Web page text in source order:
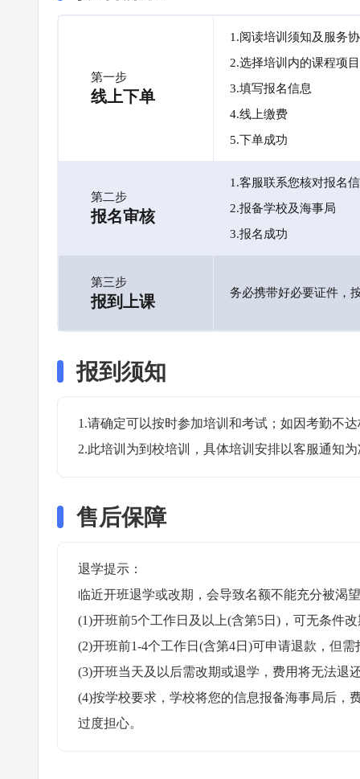
第一步
线上下单
1.阅读培训须知及服务
2.选择培训内的课程项目
3.填写报名信息
4.线上缴费
5.下单成功
第二步
报名审核
1.客服联系您核对报名
2.报备学校及海事局
3.报名成功
第三步
报到上课 务必携带好必要证件，
报到须知
1.请确定可以按时参加培训和考试；如因考勤不
2.此培训为到校培训，具体培训安排以客服通知
售后保障
退学提示：
临近开班退学或改期，会导致名额不能充分被渴
(1)开班前5个工作日及以上(含第5日)，可无条件
(2)开班前1-4个工作日(含第4日)可申请退款，但
(3)开班当天及以后需改期或退学，费用将无法退
(4)按学校要求，学校将您的信息报备海事局后，
过度担心。